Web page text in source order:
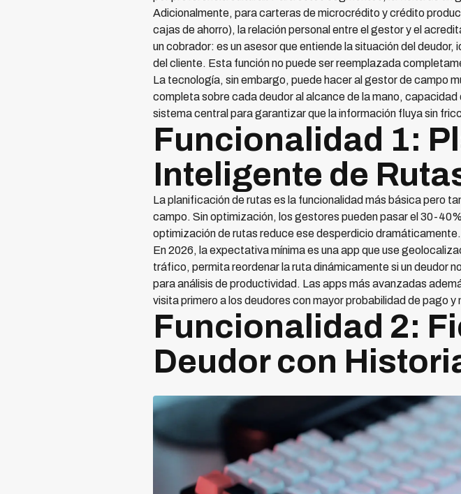
Adicionalmente, para carteras de microcrédito y crédito
cajas de ahorro), la relación personal entre el gestor y el
un cobrador: es un asesor que entiende la situación del
del cliente. Esta función no puede ser reemplazada
La tecnología, sin embargo, puede hacer al gestor de campo
completa sobre cada deudor al alcance de la mano,
sistema central para garantizar que la información fluya sin
Funcionalidad 1:
Inteligente de
La planificación de rutas es la funcionalidad más básica pero
campo. Sin optimización, los gestores pueden pasar el 30-
optimización de rutas reduce ese desperdicio dramáticamente.
En 2026, la expectativa mínima es una app que use
tráfico, permita reordenar la ruta dinámicamente si un deudor
para análisis de productividad. Las apps más avanzadas
visita primero a los deudores con mayor probabilidad de pago
Funcionalidad 2:
Deudor con